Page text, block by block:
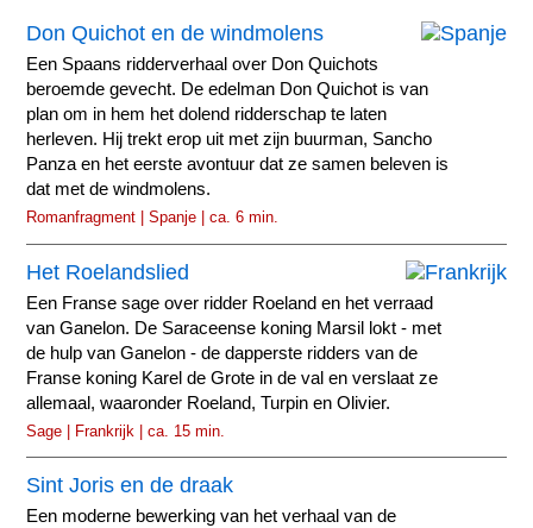
Don Quichot en de windmolens
Een Spaans ridderverhaal over Don Quichots
beroemde gevecht. De edelman Don Quichot is van
plan om in hem het dolend ridderschap te laten
herleven. Hij trekt erop uit met zijn buurman, Sancho
Panza en het eerste avontuur dat ze samen beleven is
dat met de windmolens.
Romanfragment | Spanje | ca. 6 min.
Het Roelandslied
Een Franse sage over ridder Roeland en het verraad
van Ganelon. De Saraceense koning Marsil lokt - met
de hulp van Ganelon - de dapperste ridders van de
Franse koning Karel de Grote in de val en verslaat ze
allemaal, waaronder Roeland, Turpin en Olivier.
Sage | Frankrijk | ca. 15 min.
Sint Joris en de draak
Een moderne bewerking van het verhaal van de